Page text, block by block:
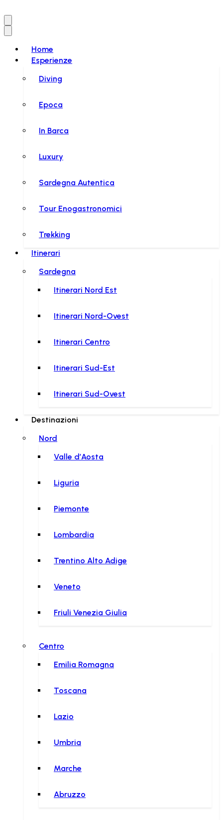
Home
Esperienze
Diving
Epoca
In Barca
Luxury
Sardegna Autentica
Tour Enogastronomici
Trekking
Itinerari
Sardegna
Itinerari Nord Est
Itinerari Nord-Ovest
Itinerari Centro
Itinerari Sud-Est
Itinerari Sud-Ovest
Destinazioni
Nord
Valle d’Aosta
Liguria
Piemonte
Lombardia
Trentino Alto Adige
Veneto
Friuli Venezia Giulia
Centro
Emilia Romagna
Toscana
Lazio
Umbria
Marche
Abruzzo